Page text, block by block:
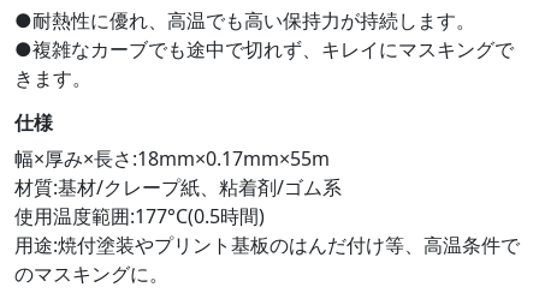
●耐熱性に優れ、高温でも高い保持力が持続します。
●複雑なカーブでも途中で切れず、キレイにマスキングで
きます。
仕様
幅×厚み×長さ:18mm×0.17mm×55m
材質:基材/クレープ紙、粘着剤/ゴム系
使用温度範囲:177°C(0.5時間)
用途:焼付塗装やプリント基板のはんだ付け等、高温条件で
のマスキングに。